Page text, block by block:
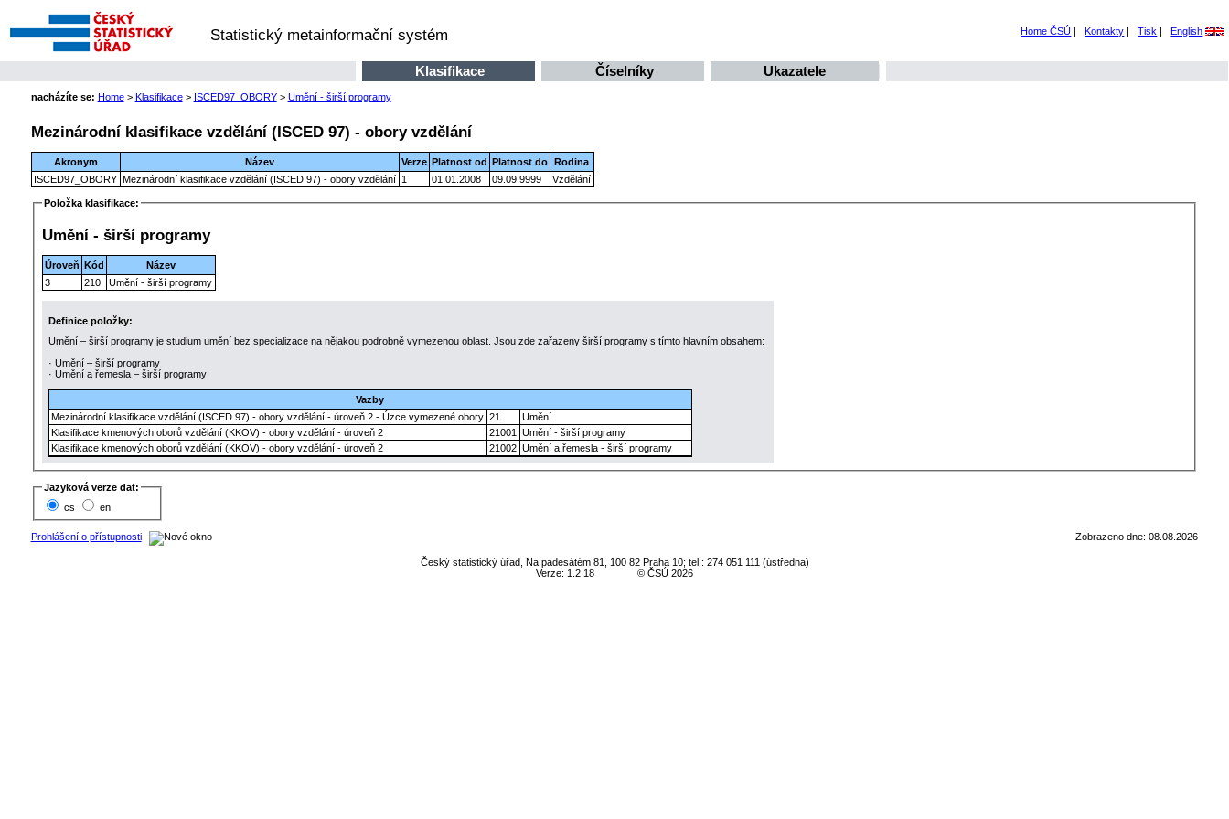
Statistický metainformační systém Home ČSÚ | Kontakty | Tisk | English
Klasifikace Číselníky Ukazatele
nacházíte se: Home> Klasifikace> ISCED97_OBORY> Umění - širší programy
Mezinárodní klasifikace vzdělání (ISCED 97) - obory vzdělání
Akronym Název Verze Platnost od Platnost do
Rodina
ISCED97_OBORY Mezinárodní klasifikace vzdělání (ISCED 97) - obory vzdělání 1 01.01.2008 09.09.9999 Vzdělání
Položka klasifikace:
Umění - širší programy
Úroveň Kód
Název
3
210 Umění - širší programy
Definice položky:
Umění – širší programy je studium umění bez specializace na nějakou podrobně vymezenou oblast. Jsou zde zařazeny širší programy s tímto hlavním obsahem:
· Umění – širší programy
· Umění a řemesla – širší programy
Vazby
Mezinárodní klasifikace vzdělání (ISCED 97) - obory vzdělání - úroveň 2 - Úzce vymezené obory 21
Umění
Klasifikace kmenových oborů vzdělání (KKOV) - obory vzdělání - úroveň 2
21001
Umění - širší programy
Klasifikace kmenových oborů vzdělání (KKOV) - obory vzdělání - úroveň 2
21002 Umění a řemesla - širší programy
Jazyková verze dat:
cs
en
Prohlášení o přístupnosti Zobrazeno dne: 08.08.2026
Český statistický úřad, Na padesátém 81, 100 82 Praha 10; tel.: 274 051 111 (ústředna)
Verze: 1.2.18
© ČSÚ 2026